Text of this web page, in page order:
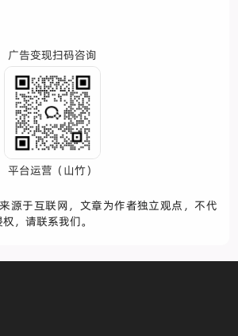
广告变现扫码咨询
平台运营（山竹）
源于互联网，文章为作者独立观点，不代
，请联系我们。